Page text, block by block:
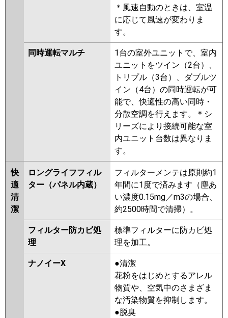
＊風速自動のときは、室温
に応じて風速が変わりま
す。
同時運転マルチ
1台の室外ユニットで、室内
ユニットをツイン（2台）、
トリプル（3台）、ダブルツ
イン（4台）の同時運転が可
能で、快適性の高い同時・
分散空調を行えます。＊シ
リーズにより接続可能な室
内ユニット台数は異なりま
す。
快
適
清
潔
ロングライフフィル
ター（パネル内蔵）
フィルターメンテは原則約1
年間に1度で済みます（塵あ
い濃度0.15mg／m3の場合、
約2500時間で清掃）。
フィルター防カビ処
理
標準フィルターに防カビ処
理を加工。
ナノイーX
●清潔
花粉をはじめとするアレル
物質や、空気中のさまざま
な汚染物質を抑制します。
●脱臭